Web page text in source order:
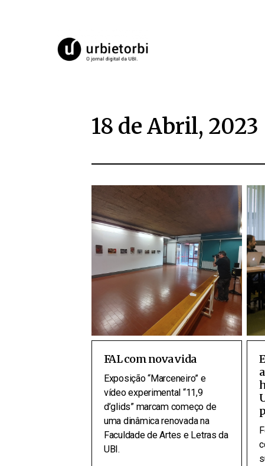
18 de Abril, 2023
FAL com nova vida
Exposição “Marceneiro” e
vídeo experimental “11,9
d’glids” marcam começo de
uma dinâmica renovada na
Faculdade de Artes e Letras da
UBI.